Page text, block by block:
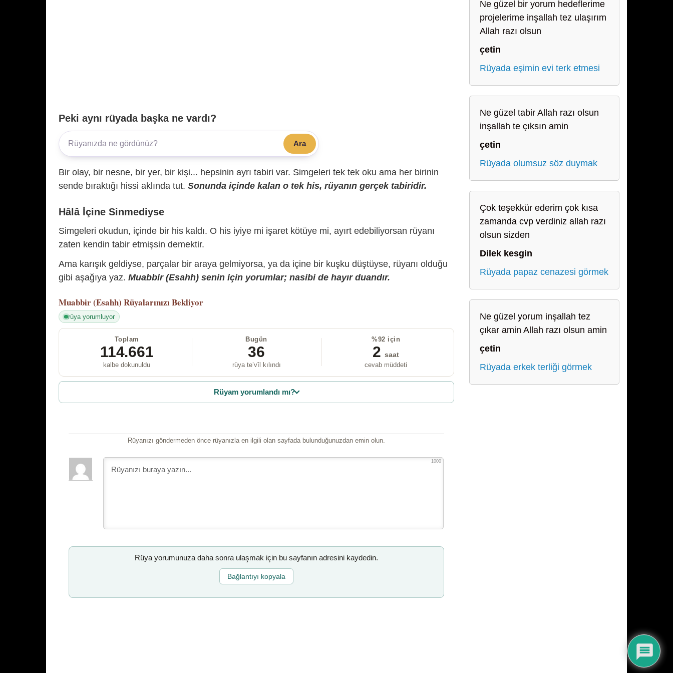
Peki aynı rüyada başka ne vardı?
Ara
Bir olay, bir nesne, bir yer, bir kişi... hepsinin ayrı tabiri var. Simgeleri tek tek oku ama her birinin
sende bıraktığı hissi aklında tut. Sonunda içinde kalan o tek his, rüyanın gerçek tabiridir.
Hâlâ İçine Sinmediyse
Simgeleri okudun, içinde bir his kaldı. O his iyiye mi işaret kötüye mi, ayırt edebiliyorsan rüyanı
zaten kendin tabir etmişsin demektir.
Ama karışık geldiyse, parçalar bir araya gelmiyorsa, ya da içine bir kuşku düştüyse, rüyanı olduğu
gibi aşağıya yaz. Muabbir (Esahh) senin için yorumlar; nasibi de hayır duandır.
Muabbir (Esahh) Rüyalarınızı Bekliyor
rüya yorumluyor
Toplam
114.661
kalbe dokunuldu
Bugün
36
rüya te’vîl kılındı
%92 için
2 saat
cevab müddeti
Rüyam yorumlandı mı?
Rüyanızı göndermeden önce rüyanızla en ilgili olan sayfada bulunduğunuzdan emin olun.
1000
Rüya yorumunuza daha sonra ulaşmak için bu sayfanın adresini kaydedin.
Bağlantıyı kopyala
Ne güzel bir yorum hedeflerime
projelerime inşallah tez ulaşırım
Allah razı olsun
çetin
Rüyada eşimin evi terk etmesi
Ne güzel tabir Allah razı olsun
inşallah te çıksın amin
çetin
Rüyada olumsuz söz duymak
Çok teşekkür ederim çok kısa
zamanda cvp verdiniz allah razı
olsun sizden
Dilek kesgin
Rüyada papaz cenazesi görmek
Ne güzel yorum inşallah tez
çıkar amin Allah razı olsun amin
çetin
Rüyada erkek terliği görmek